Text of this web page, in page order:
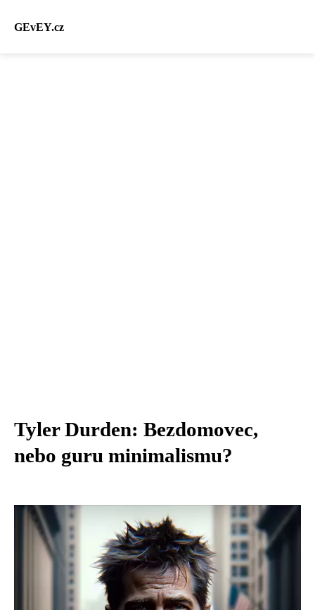
GEvEY.cz
Tyler Durden: Bezdomovec,
nebo guru minimalismu?